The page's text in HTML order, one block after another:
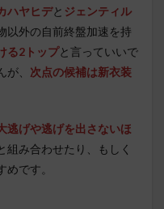
ハヤヒデと ジェンティル
以外の自前終盤加速を持
る2トップと言っていいで
、 次点の候補は新衣装
逃げや逃げを出さないほ
組み合わせたり、もしく
です。